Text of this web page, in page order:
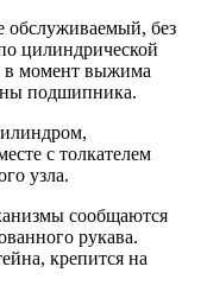
без
цилиндрической
в момент выжима
подшипника.
с толкателем
узла.
сообщаются
рукава.
крепится на